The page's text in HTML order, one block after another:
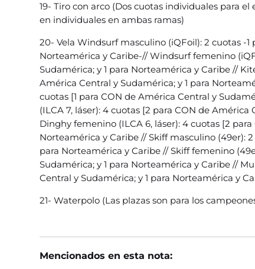
19- Tiro con arco (Dos cuotas individuales para
en individuales en ambas ramas)
20- Vela Windsurf masculino (iQFoil): 2 cuotas -
Norteamérica y Caribe-// Windsurf femenino
Sudamérica; y 1 para Norteamérica y Caribe //
América Central y Sudamérica; y 1 para
cuotas [1 para CON de América Central y
(ILCA 7, láser): 4 cuotas [2 para CON de
Dinghy femenino (ILCA 6, láser): 4 cuotas [2
Norteamérica y Caribe // Skiff masculino (49er):
para Norteamérica y Caribe // Skiff femenino
Sudamérica; y 1 para Norteamérica y Caribe //
Central y Sudamérica; y 1 para Norteamérica y
21- Waterpolo (Las plazas son para los
Mencionados en esta nota: